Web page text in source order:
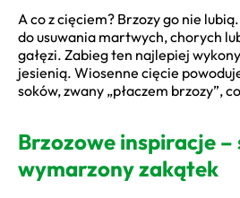
A co z cięciem? Brzozy go nie
do usuwania martwych, chorych
gałęzi. Zabieg ten najlepiej
jesienią. Wiosenne cięcie
soków, zwany „płaczem brzozy”,
Brzozowe inspiracje
wymarzony zakątek